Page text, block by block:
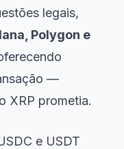
legais,
Polygon e
—
XRP prometia.
e USDT